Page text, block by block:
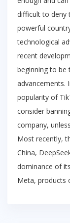
difficult to deny
powerful
technological
recent
beginning to be
advancements.
popularity of
consider
company,
Most recently,
China,
dominance of
Meta, products